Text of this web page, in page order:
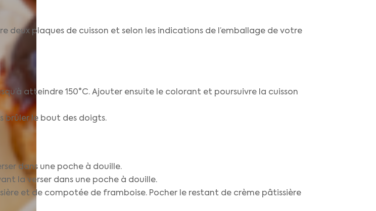
plaques de cuisson et selon les indications de l’emballage de votre
atteindre 150°C. Ajouter ensuite le colorant et poursuivre la cuisson
brûler le bout des doigts.
dans une poche à douille.
la verser dans une poche à douille.
et de compotée de framboise. Pocher le restant de crème pâtissière